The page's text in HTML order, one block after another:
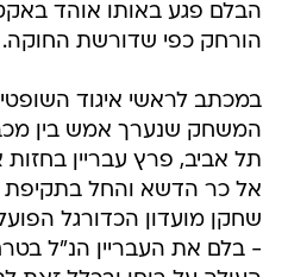
הבלם פגע באותו אוהד
הורחק כפי שדורשת החוקה.
במכתב לראשי איגוד
המשחק שנערך אמש בין
תל אביב, פרץ עבריין
אל כר הדשא והחל בתקיפת
שחקן מועדון הכדורגל
- בלם את העבריין הנ"ל